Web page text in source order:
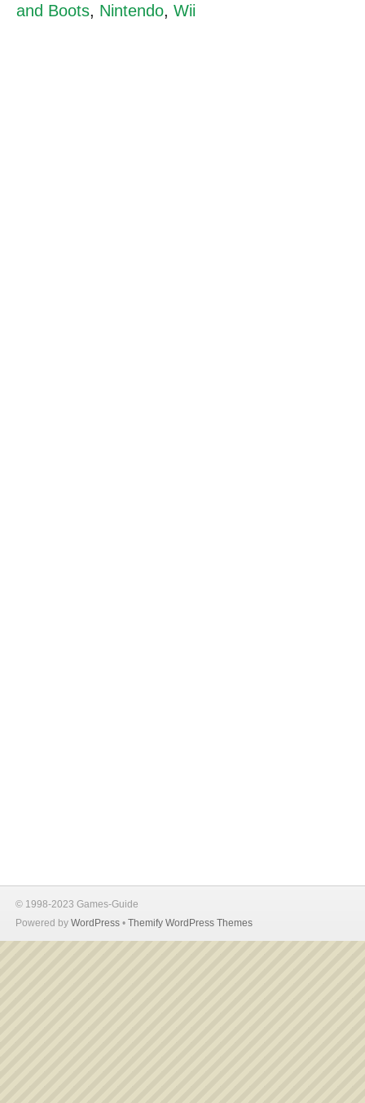
and Boots, Nintendo, Wii
© 1998-2023 Games-Guide
Powered by WordPress • Themify WordPress Themes